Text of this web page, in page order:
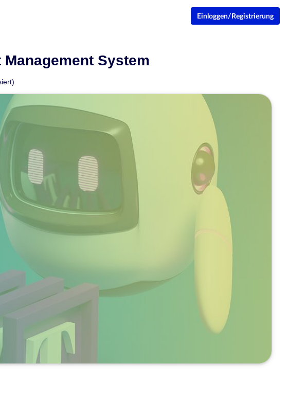
Einloggen/Registrierung
System